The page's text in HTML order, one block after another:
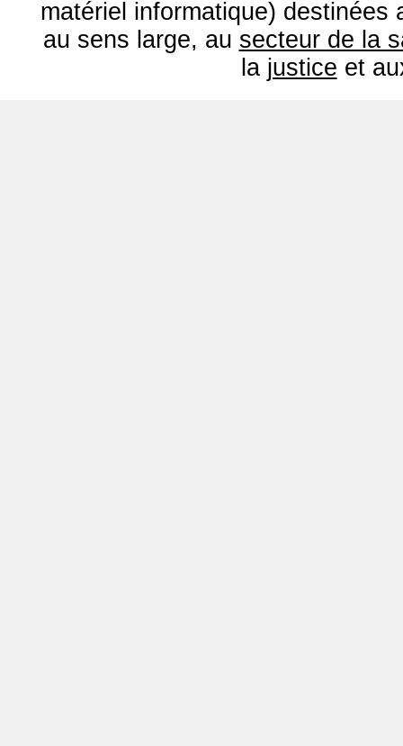
matériel informatique) destinées
au sens large, au secteur de la
la justice et